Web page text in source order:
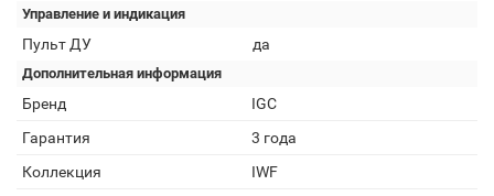
Управление и индикация
Пульт ДУ да
Дополнительная информация
Бренд
IGC
Гарантия
3 года
Коллекция
IWF